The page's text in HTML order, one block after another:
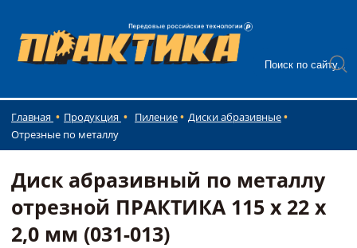
Главная Продукция Пиление
Диски абразивные
Отрезные по металлу
Диск абразивный по металлу
отрезной ПРАКТИКА 115 х 22 х
2,0 мм (031-013)